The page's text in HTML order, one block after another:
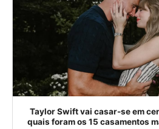
Taylor Swift vai casar-se em
quais foram os 15 casamentos